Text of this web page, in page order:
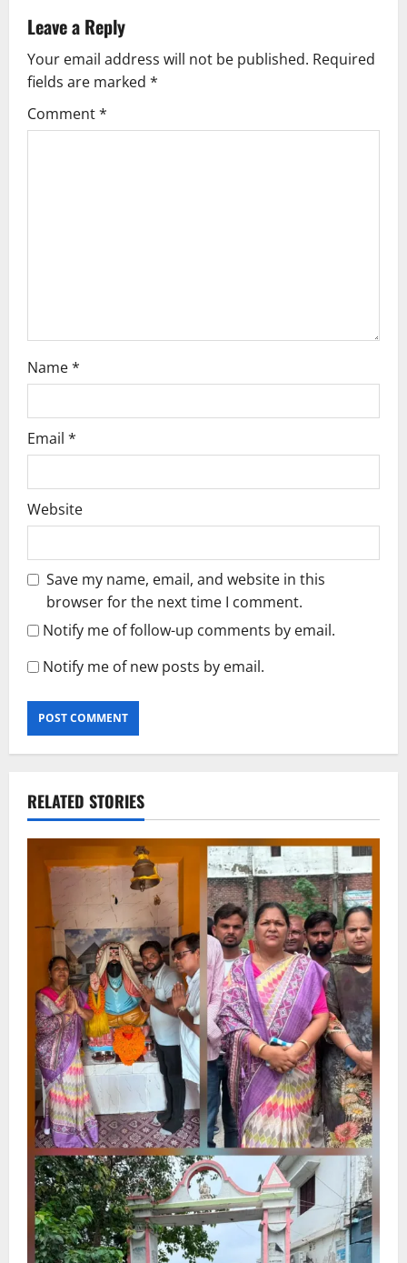
v
i
g
Leave a Reply
Your email address will not be published. Required
fields are marked *
Comment*
Name*
Email *
Website
Save my name, email, and website in this
browser for the next time I comment.
Notify me of follow-up comments by email.
Notify me of new posts by email.
RELATED STORIES